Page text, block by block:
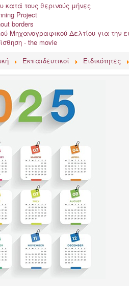
κατά τους θερινούς μήνες
Project
borders
Μηχανογραφικού Δελτίου για
- the movie
Εκπαιδευτικοί Ειδικότητες